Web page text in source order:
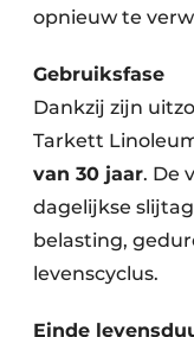
opnieuw te
Gebruiksfase
Dankzij zijn
Tarkett
van 30 jaar. De
dagelijkse
belasting,
levenscyclus.
Einde